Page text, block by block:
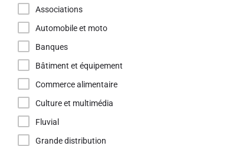
Associations
Automobile et moto
Banques
Bâtiment et équipement
Commerce alimentaire
Culture et multimédia
Fluvial
Grande distribution